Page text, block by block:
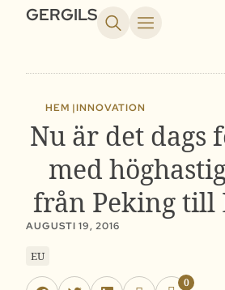
GERGILS
HEM |INNOVATION
Nu är det dags
med
från Peking till
AUGUSTI 19, 2016
EU
0